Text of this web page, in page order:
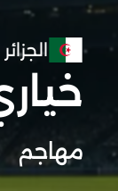
الجزائر
مهاجم